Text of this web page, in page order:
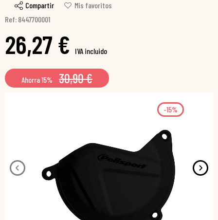
Compartir
Mis favoritos
Ref: 8447700001
26,27 € IVA incluido
Ahorra 15% 30,90 €
-15%